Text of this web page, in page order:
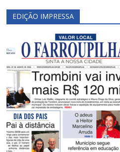
EDIÇÃO IMPRESSA